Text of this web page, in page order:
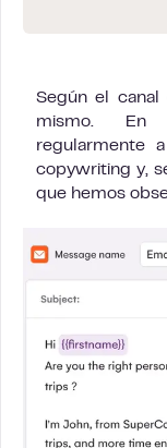
Según el canal
mismo. En
regularmente
copywriting y,
que hemos